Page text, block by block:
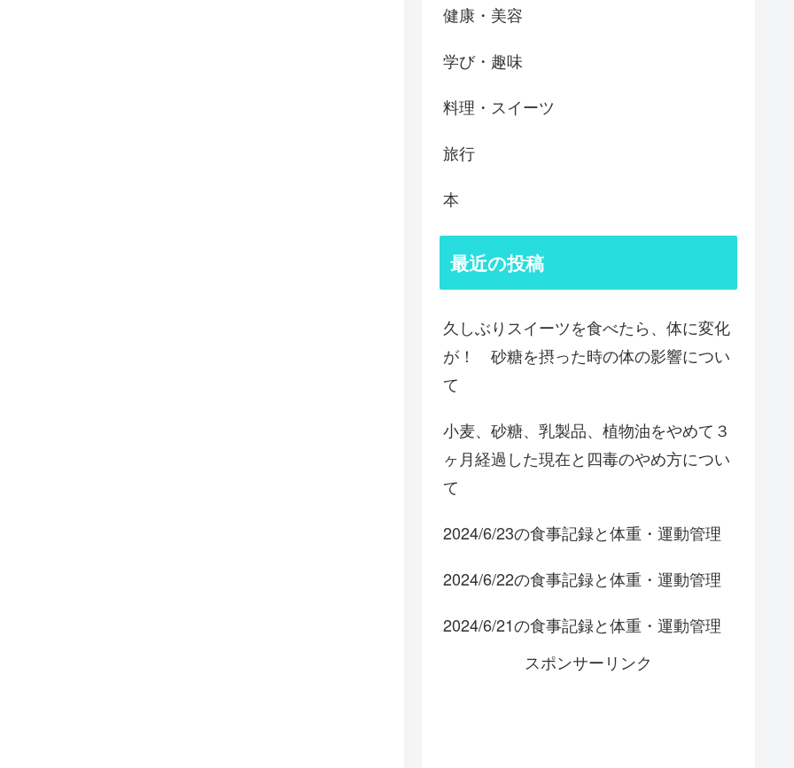
健康・美容
学び・趣味
料理・スイーツ
旅行
本
最近の投稿
久しぶりスイーツを食べたら、体に変化
が！ 砂糖を摂った時の体の影響につい
て
小麦、砂糖、乳製品、植物油をやめて３
ヶ月経過した現在と四毒のやめ方につい
て
2024/6/23の食事記録と体重・運動管理
2024/6/22の食事記録と体重・運動管理
2024/6/21の食事記録と体重・運動管理
スポンサーリンク